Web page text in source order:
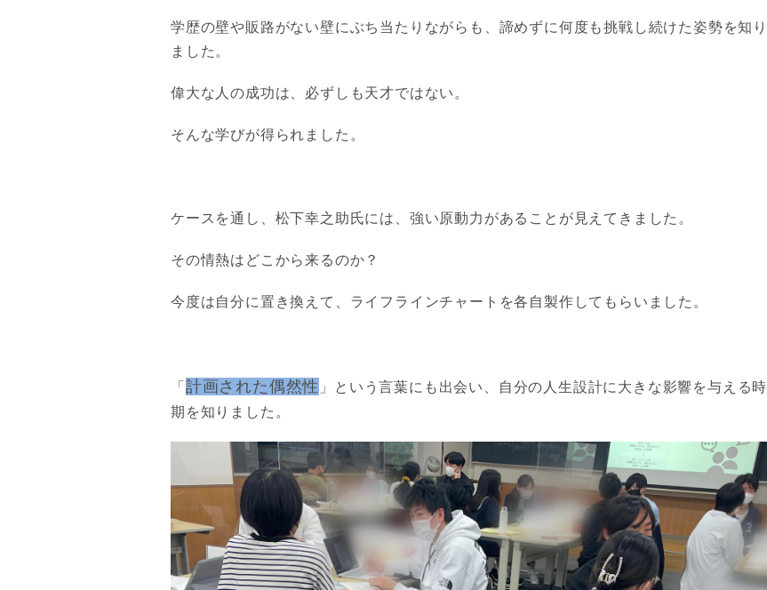
学歴の壁や販路がない壁にぶち当たりながらも、諦めずに何度も挑戦し続けた姿勢を知り
ました。
偉大な人の成功は、必ずしも天才ではない。
そんな学びが得られました。
ケースを通し、松下幸之助氏には、強い原動力があることが見えてきました。
その情熱はどこから来るのか？
今度は自分に置き換えて、ライフラインチャートを各自製作してもらいました。
「 計画された偶然性 」という言葉にも出会い、自分の人生設計に大きな影響を与える時
期を知りました。